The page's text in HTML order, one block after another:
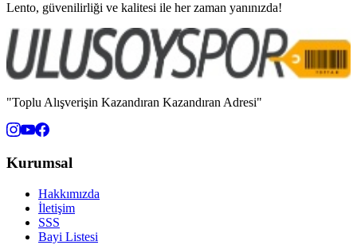
Lento, güvenilirliği ve kalitesi ile her zaman yanınızda!
"Toplu Alışverişin Kazandıran Kazandıran Adresi"
Kurumsal
Hakkımızda
İletişim
SSS
Bayi Listesi